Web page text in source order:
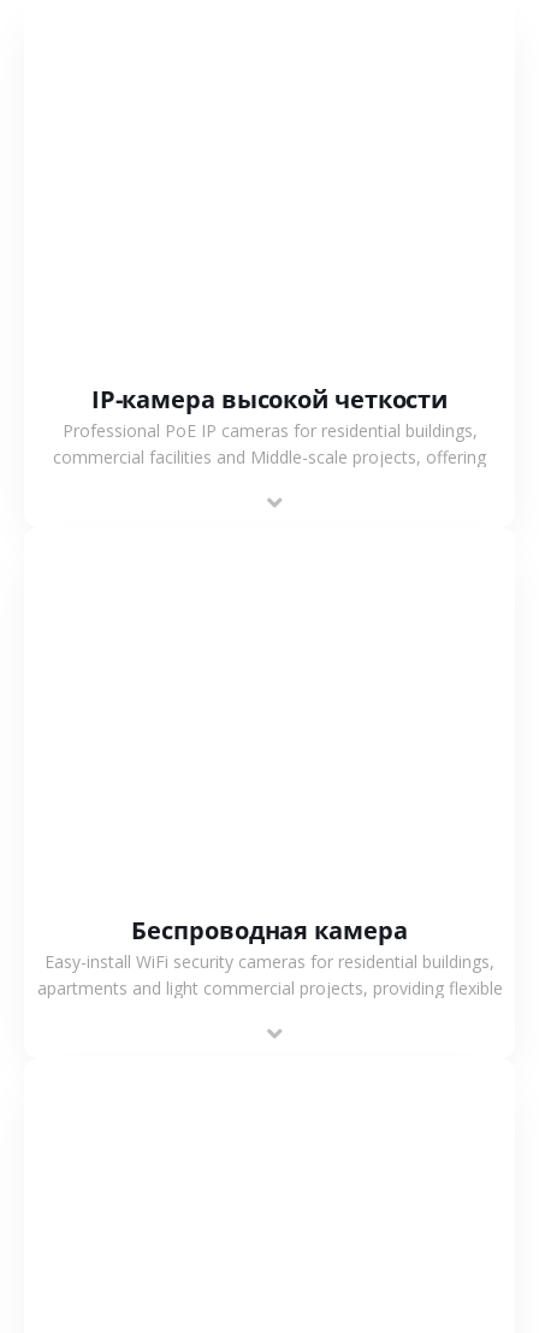
IP-камера высокой четкости
Professional PoE IP cameras for residential buildings,
commercial facilities and Middle-scale projects, offering
support.
Беспроводная камера
Easy-install WiFi security cameras for residential buildings,
apartments and light commercial projects, providing flexible